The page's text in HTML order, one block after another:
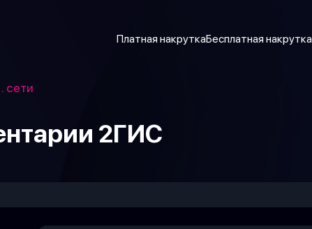
Платная накруткаБесплатная накрутка
сети
2ГИС